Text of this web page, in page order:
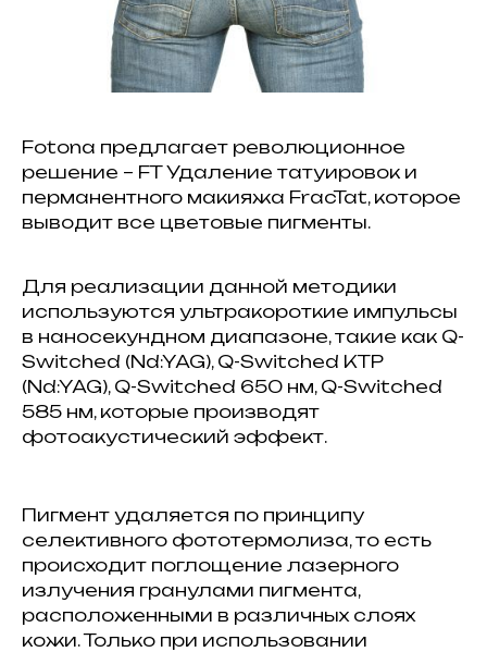
Fotona предлагает революционное
решение – FT Удаление татуировок и
перманентного макияжа FracTat, которое
выводит все цветовые пигменты.
Для реализации данной методики
используются ультракороткие импульсы
в наносекундном диапазоне, такие как Q-
Switched (Nd:YAG), Q-Switched КТР
(Nd:YAG), Q-Switched 650 нм, Q-Switched
585 нм, которые производят
фотоакустический эффект.
Пигмент удаляется по принципу
селективного фототермолиза, то есть
происходит поглощение лазерного
излучения гранулами пигмента,
расположенными в различных слоях
кожи. Только при использовании